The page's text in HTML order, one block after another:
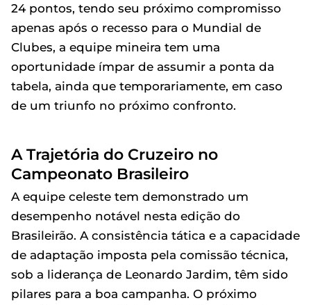
24 pontos, tendo seu próximo compromisso
apenas após o recesso para o Mundial de
Clubes, a equipe mineira tem uma
oportunidade ímpar de assumir a ponta da
tabela, ainda que temporariamente, em caso
de um triunfo no próximo confronto.
A Trajetória do Cruzeiro no
Campeonato Brasileiro
A equipe celeste tem demonstrado um
desempenho notável nesta edição do
Brasileirão. A consistência tática e a capacidade
de adaptação imposta pela comissão técnica,
sob a liderança de Leonardo Jardim, têm sido
pilares para a boa campanha. O próximo